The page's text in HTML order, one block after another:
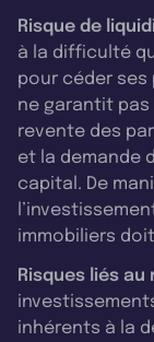
Risque de
à la difficulté
pour céder ses
ne garantit pas
revente des
et la demande
capital. De
immobiliers
Risques liés
inhérents à la